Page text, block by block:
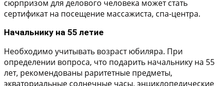
сюрпризом для делового человека может стать
сертификат на посещение массажиста, спа-центра.
Начальнику на 55 летие
Необходимо учитывать возраст юбиляра. При
определении вопроса, что подарить начальнику на 55
лет, рекомендованы раритетные предметы,
экваториальные солнечные часы, энциклопедические